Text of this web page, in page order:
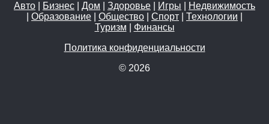
Авто Бизнес Дом Здоровье Игры
Недвижимость
Образование Общество Спорт Технологии
Туризм
Финансы
Политика конфиденциальности
© 2026